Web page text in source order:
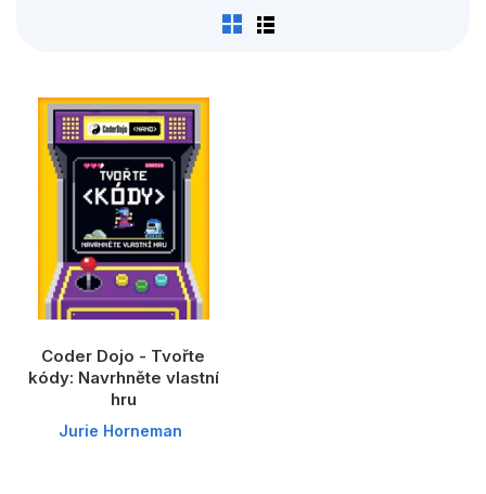
Dárkové publikace
Dárkové zboží
Hobby
Jazyky
Kalendáře
Komiks
Křížovky
Kuchařky
Coder Dojo - Tvořte
kódy: Navrhněte vlastní
hru
Jurie Horneman